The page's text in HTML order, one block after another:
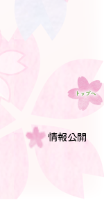
情報公開